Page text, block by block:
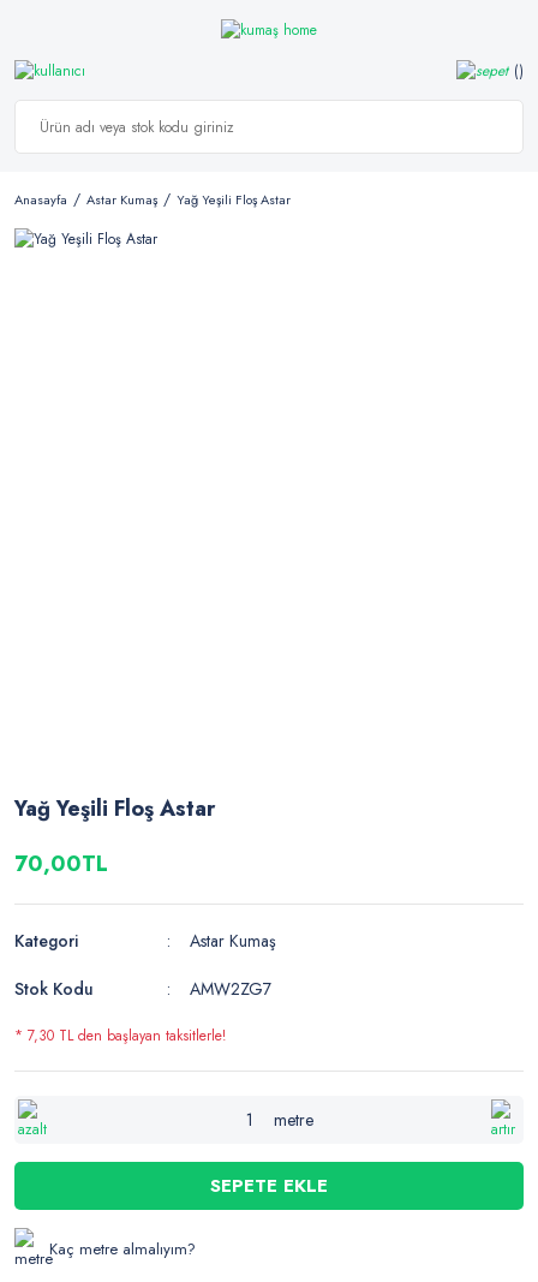
Anasayfa Astar Kumaş Yağ Yeşili Floş Astar
Yağ Yeşili Floş Astar
70,00TL
Kategori
Astar Kumaş
Stok Kodu
AMW2ZG7
* 7,30 TL den başlayan taksitlerle!
metre
SEPETE EKLE
Kaç metre almalıyım?